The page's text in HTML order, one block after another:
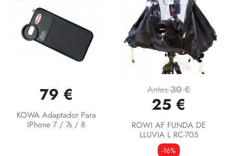
79 €
KOWA Adaptador Para
IPhone 7 / 7s / 8
Antes30 €
25 €
ROWI AF FUNDA DE
LLUVIA L RC-705
-16%